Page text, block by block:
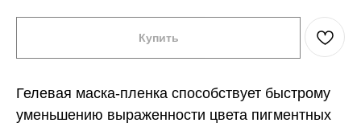
Купить
Гелевая маска-пленка способствует быстрому
уменьшению выраженности цвета пигментных